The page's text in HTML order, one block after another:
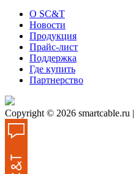
О SC&T
Новости
Продукция
Прайс-лист
Поддержка
Где купить
Партнерство
Copyright © 2026 smartcable.ru |